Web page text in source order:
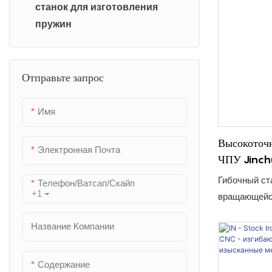
Машина для изготовления
пряжек
Машина для обрезки
давлением
станок для изготовления
пружин
Отправьте запрос
Имя
Электронная Почта
+1
Телефон/ватсап/скайп
Название Компании
Содержание
стеллажей.
ЧПУ
Гибочный